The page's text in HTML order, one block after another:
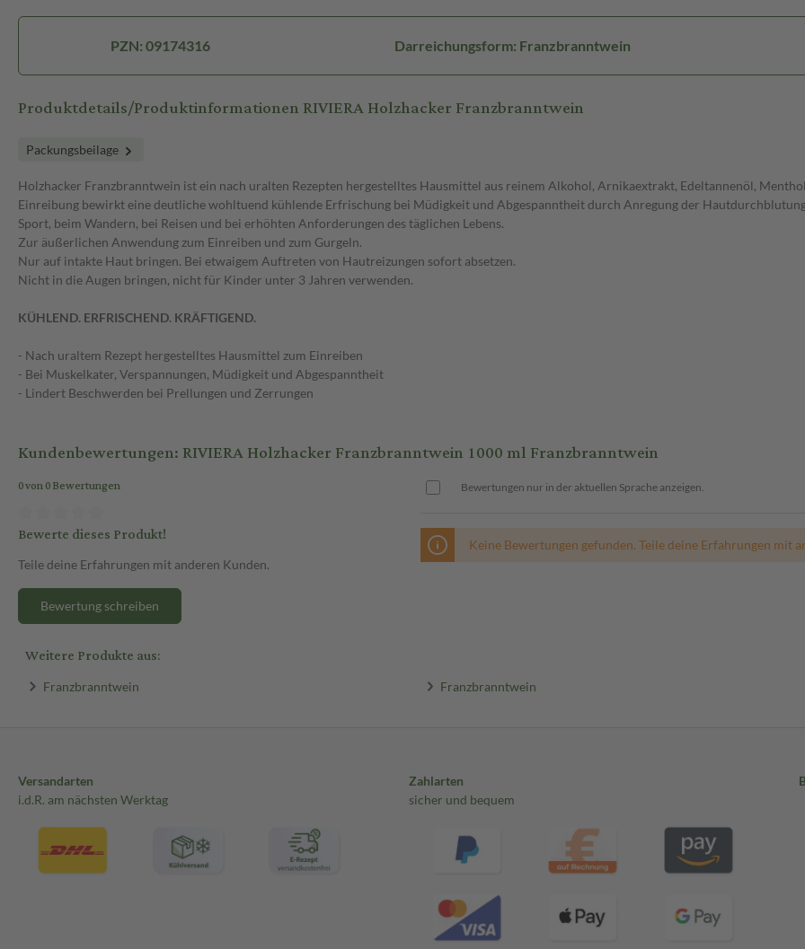
PZN: 09174316 Darreichungsform: Franzbranntwein
Produktdetails/Produktinformationen RIVIERA Holzhacker Franzbranntwein
Packungsbeilage
Holzhacker Franzbranntwein ist ein nach uralten Rezepten hergestelltes Hausmittel aus reinem Alkohol, Arnikaextrakt, Edeltannenöl,
Einreibung bewirkt eine deutliche wohltuend kühlende Erfrischung bei Müdigkeit und Abgespanntheit durch Anregung der
Sport, beim Wandern, bei Reisen und bei erhöhten Anforderungen des täglichen Lebens.
Zur äußerlichen Anwendung zum Einreiben und zum Gurgeln.
Nur auf intakte Haut bringen. Bei etwaigem Auftreten von Hautreizungen sofort absetzen.
Nicht in die Augen bringen, nicht für Kinder unter 3 Jahren verwenden.
KÜHLEND. ERFRISCHEND. KRÄFTIGEND.
- Nach uraltem Rezept hergestelltes Hausmittel zum Einreiben
- Bei Muskelkater, Verspannungen, Müdigkeit und Abgespanntheit
- Lindert Beschwerden bei Prellungen und Zerrungen
Kundenbewertungen: RIVIERA Holzhacker Franzbranntwein 1000 ml Franzbranntwein
0 von 0 Bewertungen
Bewerte dieses Produkt!
Teile deine Erfahrungen mit anderen Kunden.
Bewertung schreiben
Bewertungen nur in der aktuellen Sprache anzeigen.
Keine Bewertungen gefunden. Teile deine Erfahrungen mit
Weitere Produkte aus:
Franzbranntwein Franzbranntwein
Versandarten
i.d.R. am nächsten Werktag
Zahlarten
sicher und bequem